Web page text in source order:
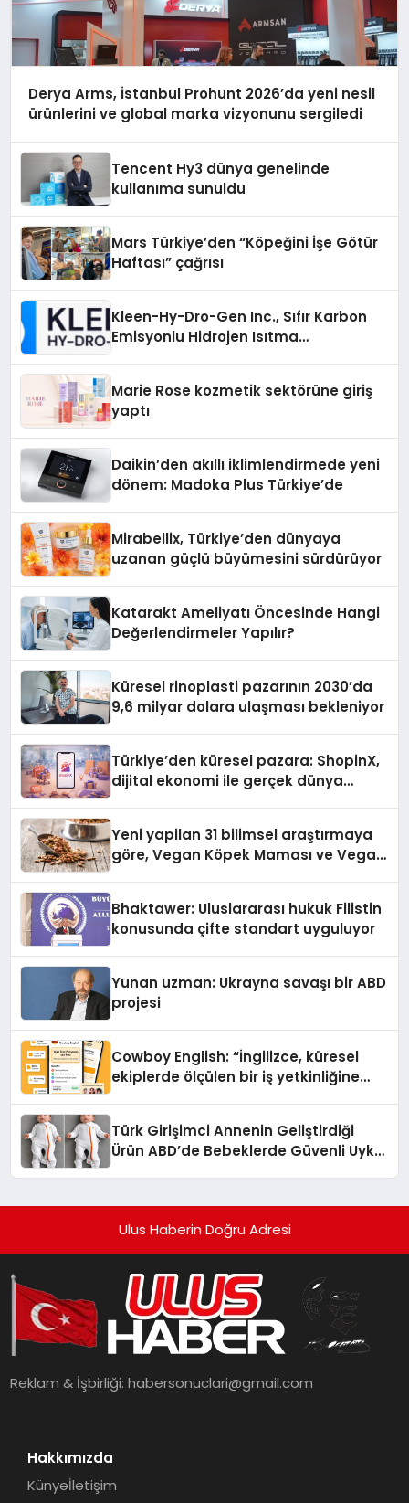
Derya Arms, İstanbul Prohunt 2026’da yeni nesil
ürünlerini ve global marka vizyonunu sergiledi
Tencent Hy3 dünya genelinde
kullanıma sunuldu
Mars Türkiye’den “Köpeğini İşe Götür
Haftası” çağrısı
Kleen-Hy-Dro-Gen Inc., Sıfır Karbon
Emisyonlu Hidrojen Isıtma
Marie Rose kozmetik sektörüne giriş
yaptı
Daikin’den akıllı iklimlendirmede yeni
dönem: Madoka Plus Türkiye’de
Mirabellix, Türkiye’den dünyaya
uzanan güçlü büyümesini sürdürüyor
Katarakt Ameliyatı Öncesinde Hangi
Değerlendirmeler Yapılır?
Küresel rinoplasti pazarının 2030’da
9,6 milyar dolara ulaşması bekleniyor
Türkiye’den küresel pazara: ShopinX,
dijital ekonomi ile gerçek dünya
Yeni yapilan 31 bilimsel araştırmaya
göre, Vegan Köpek Maması ve Vegan
Bhaktawer: Uluslararası hukuk Filistin
konusunda çifte standart uyguluyor
Yunan uzman: Ukrayna savaşı bir ABD
projesi
Cowboy English: “İngilizce, küresel
ekiplerde ölçülen bir iş yetkinliğine
Türk Girişimci Annenin Geliştirdiği
Ürün ABD’de Bebeklerde Güvenli Uyku
Ulus Haberin Doğru Adresi
Reklam & İşbirliği:habersonuclari@gmail.com
Hakkımızda
Künyeİletişim